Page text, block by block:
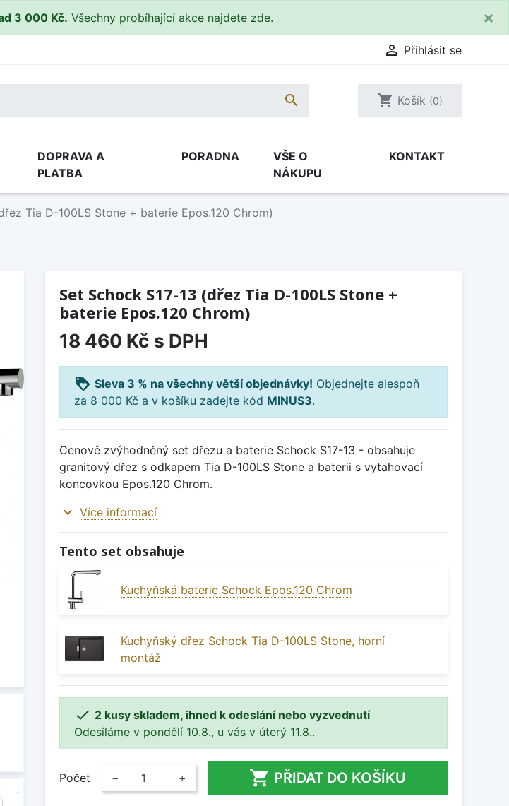
3 000 Kč. Všechny probíhající akce najdete zde. ×
 Přihlásit se
 shopping_cart Košík (0)
DOPRAVA A
PLATBA
PORADNA
VŠE O
NÁKUPU
KONTAKT
Tia D-100LS Stone + baterie Epos.120 Chrom)
Set Schock S17-13 (dřez Tia D-100LS Stone +
baterie Epos.120 Chrom)
18 460 Kč s DPH
loyalty Sleva 3 % na všechny větší objednávky! Objednejte alespoň
za 8 000 Kč a v košíku zadejte kód MINUS3.
Cenově zvýhodněný set dřezu a baterie Schock S17-13 - obsahuje
granitový dřez s odkapem Tia D-100LS Stone a baterii s vytahovací
koncovkou Epos.120 Chrom.
expand_more Více informací
Tento set obsahuje
Kuchyňská baterie Schock Epos.120 Chrom
Kuchyňský dřez Schock Tia D-100LS Stone, horní
montáž
 2 kusy skladem, ihned k odeslání nebo vyzvednutí
Odesíláme v pondělí 10.8., u vás v úterý 11.8..
Počet − +  PŘIDAT DO KOŠÍKU